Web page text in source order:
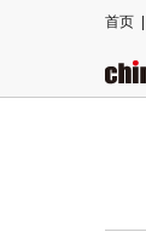
首页